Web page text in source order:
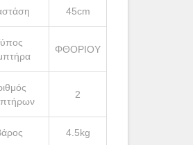
45cm
ΦΘΟΡΙΟΥ
2
4.5kg